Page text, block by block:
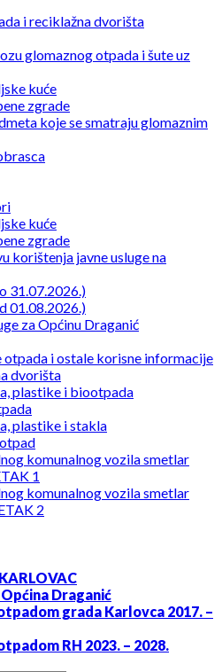
i reciklažna dvorišta
glomaznog otpada i šute uz
kuće
zgrade
koje se smatraju glomaznim
kuće
zgrade
korištenja javne usluge na
31.07.2026.)
01.08.2026.)
za Općinu Draganić
otpada i ostale korisne informacije
dvorišta
plastike i biootpada
plastike i stakla
komunalnog vozila smetlar
1
komunalnog vozila smetlar
2
Draganić
grada Karlovca 2017. –
RH 2023. – 2028.